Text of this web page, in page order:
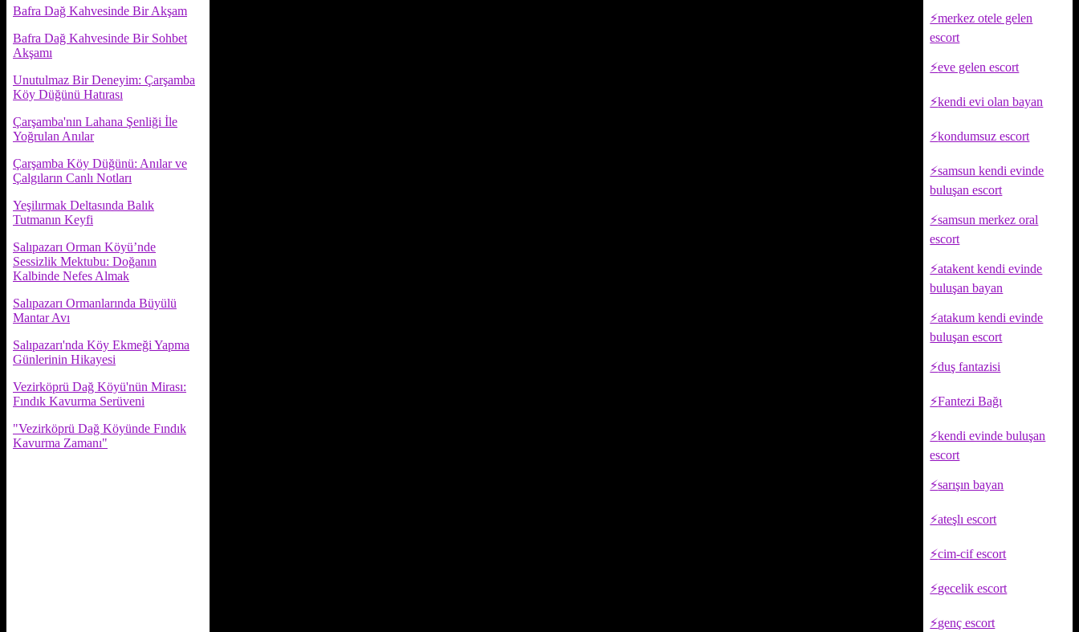
Bafra Dağ Kahvesinde Bir Akşam
Bafra Dağ Kahvesinde Bir Sohbet
Akşamı
Unutulmaz Bir Deneyim: Çarşamba
Köy Düğünü Hatırası
Çarşamba'nın Lahana Şenliği İle
Yoğrulan Anılar
Çarşamba Köy Düğünü: Anılar ve
Çalgıların Canlı Notları
Yeşilırmak Deltasında Balık
Tutmanın Keyfi
Salıpazarı Orman Köyü’nde
Sessizlik Mektubu: Doğanın
Kalbinde Nefes Almak
Salıpazarı Ormanlarında Büyülü
Mantar Avı
Salıpazarı'nda Köy Ekmeği Yapma
Günlerinin Hikayesi
Vezirköprü Dağ Köyü'nün Mirası:
Fındık Kavurma Serüveni
"Vezirköprü Dağ Köyünde Fındık
Kavurma Zamanı"
merkez otele gelen
escort
eve gelen escort
kendi evi olan bayan
kondumsuz escort
samsun kendi evinde
buluşan escort
samsun merkez oral
escort
atakent kendi evinde
buluşan bayan
atakum kendi evinde
buluşan escort
duş fantazisi
Fantezi Bağı
kendi evinde buluşan
escort
sarışın bayan
ateşlı escort
cim-cif escort
gecelik escort
genç escort